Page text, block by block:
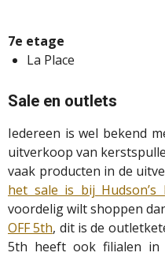
7e etage
La Place
Sale en outlets
Iedereen is wel bekend
uitverkoop van
vaak producten in de
het sale is bij Hudson’s
voordelig wilt shoppen
OFF 5th, dit is de
5th heeft ook filialen in